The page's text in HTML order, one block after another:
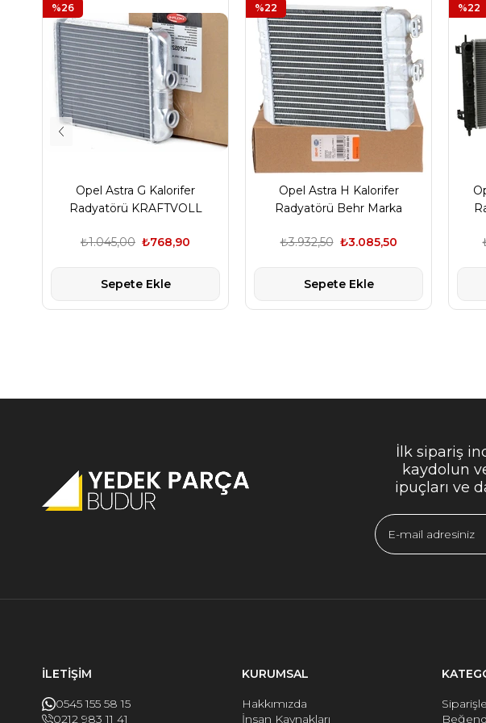
Opel Astra G Kalorifer
Radyatörü KRAFTVOLL
₺768,90
₺1.045,00
Sepete Ekle
%26
Opel Astra H Kalorifer
Radyatörü Behr Marka
₺3.085,50
₺3.932,50
Sepete Ekle
%22 %22
İlk sipariş
kaydolun
ipuçları ve
İLETİŞİM
0545 155 58 15
0212 983 11 41
KURUMSAL
Hakkımızda
İnsan Kaynakları